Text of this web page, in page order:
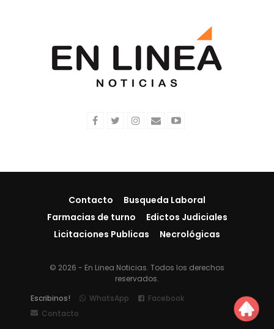
Contacto
Busqueda Laboral
Farmacias de turno
Edictos Judiciales
Licitaciones Publicas
Necrológicas
© 2026 - En Linea Noticias. Todos los derechos
reservados.
Escribinos!
WhatsApp
Facebook
Contacto